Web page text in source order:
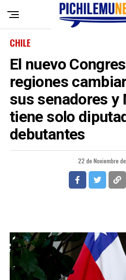
CHILE
El nuevo
regiones
sus senadores y
tiene solo
debutantes
22 de Noviembre